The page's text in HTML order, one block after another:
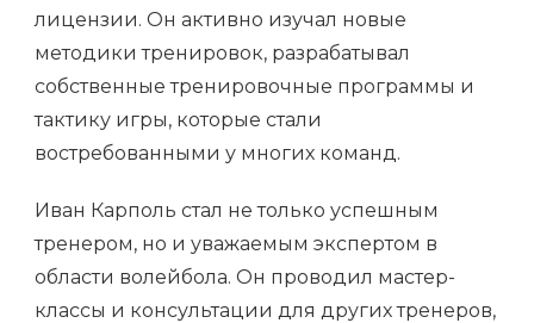
лицензии. Он активно изучал новые
методики тренировок, разрабатывал
собственные тренировочные программы и
тактику игры, которые стали
востребованными у многих команд.
Иван Карполь стал не только успешным
тренером, но и уважаемым экспертом в
области волейбола. Он проводил мастер-
классы и консультации для других тренеров,